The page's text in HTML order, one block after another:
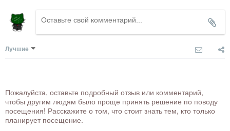
Лучшие
Пожалуйста, оставьте подробный отзыв или комментарий,
чтобы другим людям было проще принять решение по поводу
посещения! Расскажите о том, что стоит знать тем, кто только
планирует посещение.